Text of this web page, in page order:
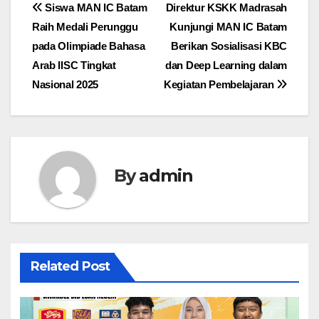
Post
navigation
Direktur KSKK Madrasah
Kunjungi MAN IC Batam
Berikan Sosialisasi KBC
dan Deep Learning dalam
Kegiatan Pembelajaran
Siswa MAN IC Batam
Raih Medali Perunggu
pada Olimpiade Bahasa
Arab IISC Tingkat
Nasional 2025
Byadmin
Related Post